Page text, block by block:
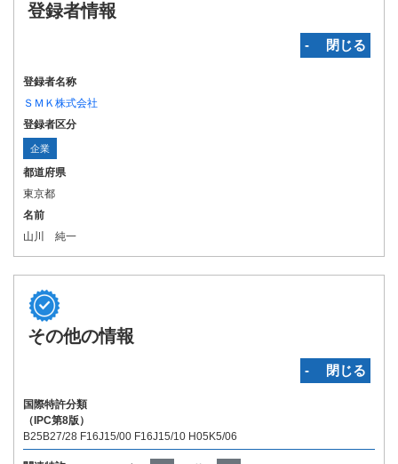
登録者情報
‐ 閉じる
登録者名称
ＳＭＫ株式会社
登録者区分
企業
都道府県
東京都
名前
山川 純一
その他の情報
‐ 閉じる
国際特許分類
（IPC第8版）
B25B27/28 F16J15/00 F16J15/10 H05K5/06